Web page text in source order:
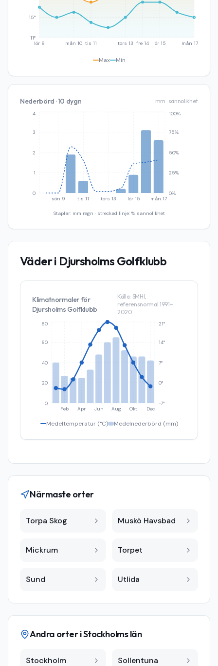
lör 8 mån 10 tis 11 tors 13 fre 14 lör 15 mån 17
11°
15°
Max Min
Nederbörd · 10 dygn mm · sannolikhet
sön 9 tis 11 tors 13 lör 15 mån 17
0
1
2
3
4
0%
25%
50%
75%
100%
Staplar: mm regn · streckad linje: % sannolikhet
Väder i Djursholms Golfklubb
Klimatnormaler för
Djursholms Golfklubb
Källa: SMHI,
referensnormal 1991–
2020
Feb Apr Jun Aug Okt Dec
0
20
40
60
80
-7°
0°
7°
14°
21°
Medeltemperatur (°C) Medelnederbörd (mm)
Närmaste orter
Torpa Skog Muskö Havsbad
Mickrum Torpet
Sund Utlida
Andra orter iStockholms län
Stockholm Sollentuna